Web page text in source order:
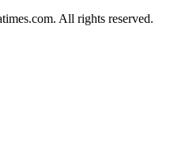
All rights reserved.